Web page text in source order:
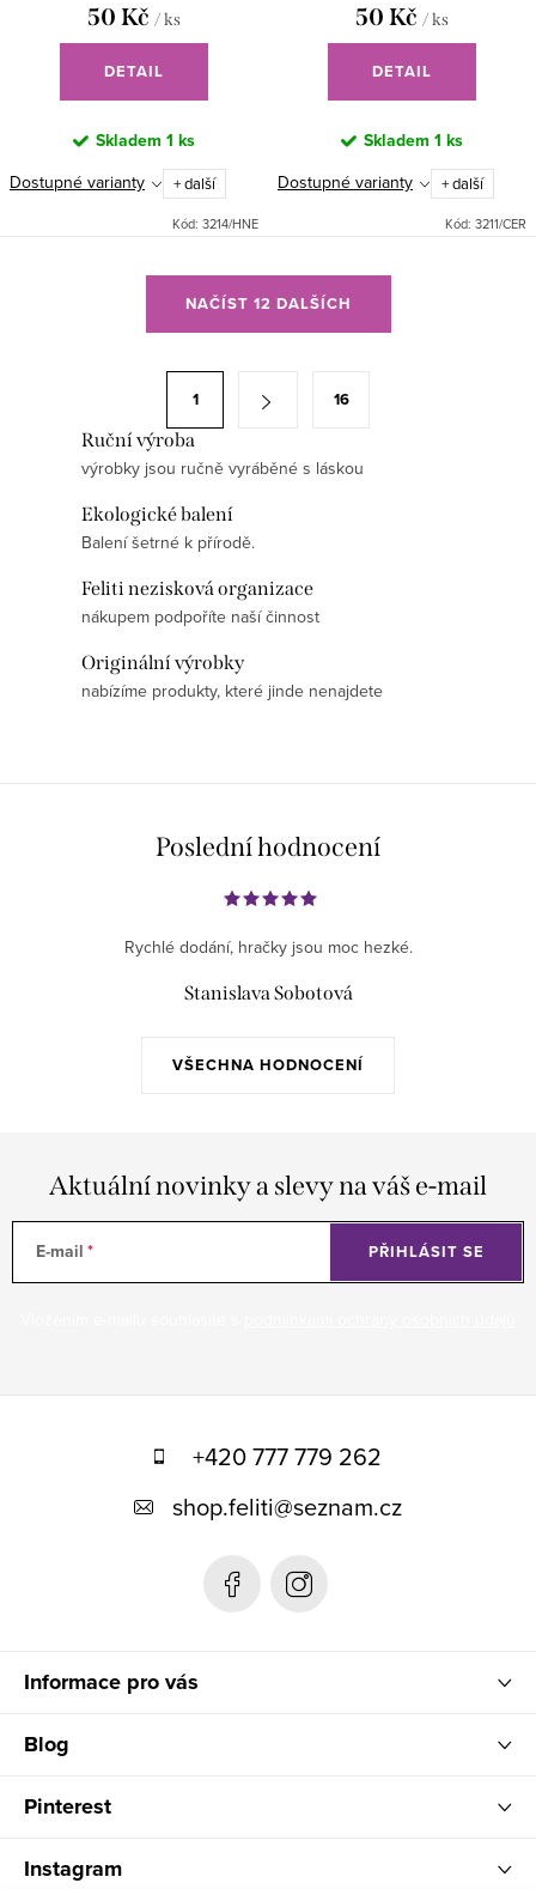
50 Kč / ks
DETAIL
Skladem 1 ks
Dostupné varianty + další
Kód: 3214/HNE
50 Kč / ks
DETAIL
Skladem 1 ks
Dostupné varianty + další
Kód: 3211/CER
NAČÍST 12 DALŠÍCH
1
16
Ruční výroba
výrobky jsou ručně vyráběné s láskou
Ekologické balení
Balení šetrné k přírodě.
Feliti nezisková organizace
nákupem podpoříte naší činnost
Originální výrobky
nabízíme produkty, které jinde nenajdete
Poslední hodnocení
VŠECHNA HODNOCENÍ
Rychlé dodání, hračky jsou moc hezké.
Stanislava Sobotová
Aktuální novinky a slevy na váš e-mail
E-mail PŘIHLÁSIT SE
Informace pro vás
+420 777 779 262
shop.feliti@seznam.cz
Blog
Pinterest
Instagram